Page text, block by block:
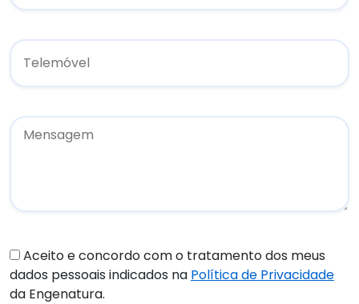
Aceito e concordo com o tratamento dos meus
dados pessoais indicados na Política de Privacidade
da Engenatura.